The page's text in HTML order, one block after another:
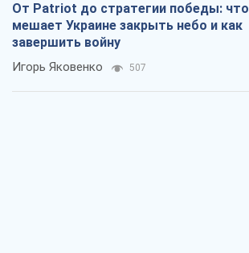
От Patriot до стратегии победы: что
мешает Украине закрыть небо и как
завершить войну
Игорь Яковенко 507